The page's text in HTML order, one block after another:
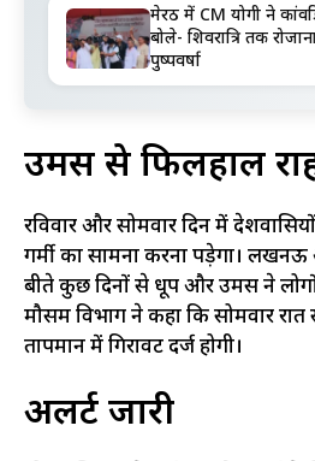
मेरठ में CM योगी ने
बोले- शिवरात्रि तक
पुष्पवर्षा
उमस से फिलहाल
रविवार और सोमवार दिन में
गर्मी का सामना करना पड़ेगा।
बीते कुछ दिनों से धूप और उमस ने
मौसम विभाग ने कहा कि सोमवार
तापमान में गिरावट दर्ज होगी।
अलर्ट जारी